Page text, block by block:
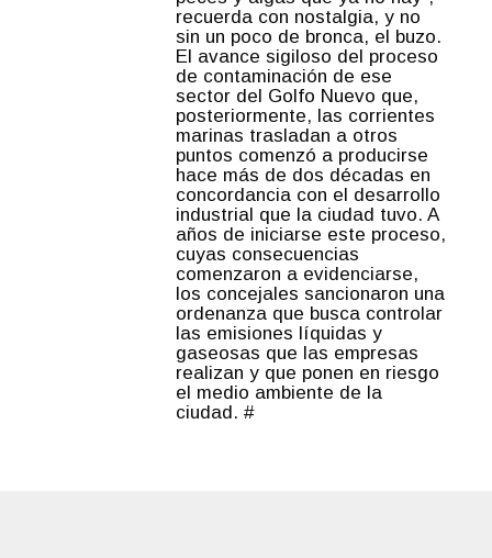
recuerda con nostalgia, y no
sin un poco de bronca, el buzo.
El avance sigiloso del proceso
de contaminación de ese
sector del Golfo Nuevo que,
posteriormente, las corrientes
marinas trasladan a otros
puntos comenzó a producirse
hace más de dos décadas en
concordancia con el desarrollo
industrial que la ciudad tuvo. A
años de iniciarse este proceso,
cuyas consecuencias
comenzaron a evidenciarse,
los concejales sancionaron una
ordenanza que busca controlar
las emisiones líquidas y
gaseosas que las empresas
realizan y que ponen en riesgo
el medio ambiente de la
ciudad. #